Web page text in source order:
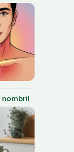
nombril